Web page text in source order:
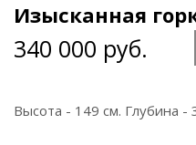
Изысканная
340 000 руб.
Высота - 149 см. Глубина